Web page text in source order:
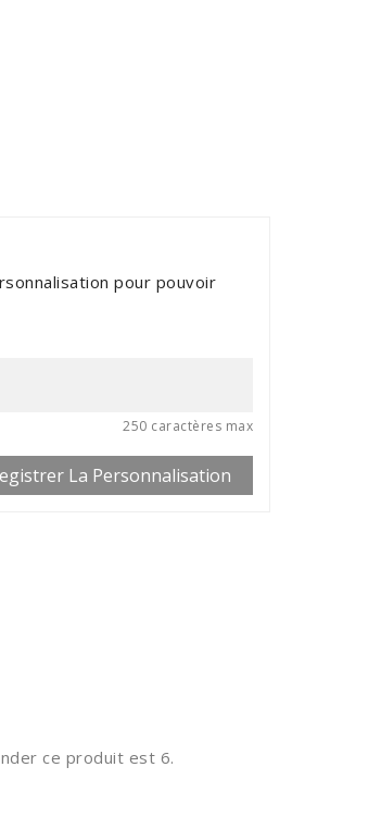
pour pouvoir
250 caractères max
La Personnalisation
ce produit est 6.